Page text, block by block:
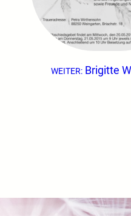
WEITER: Brigitte